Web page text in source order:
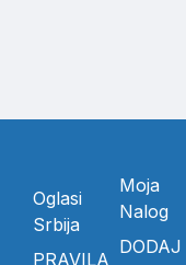
Oglasi
Srbija
PRAVILA
Moja
Nalog
DODAJ